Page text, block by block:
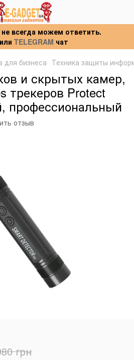
всегда можем ответить.
или TELEGRAM чат
для бизнеса Техника защиты
и скрытых камер,
трекеров Protect
профессиональный
отзыв
грн